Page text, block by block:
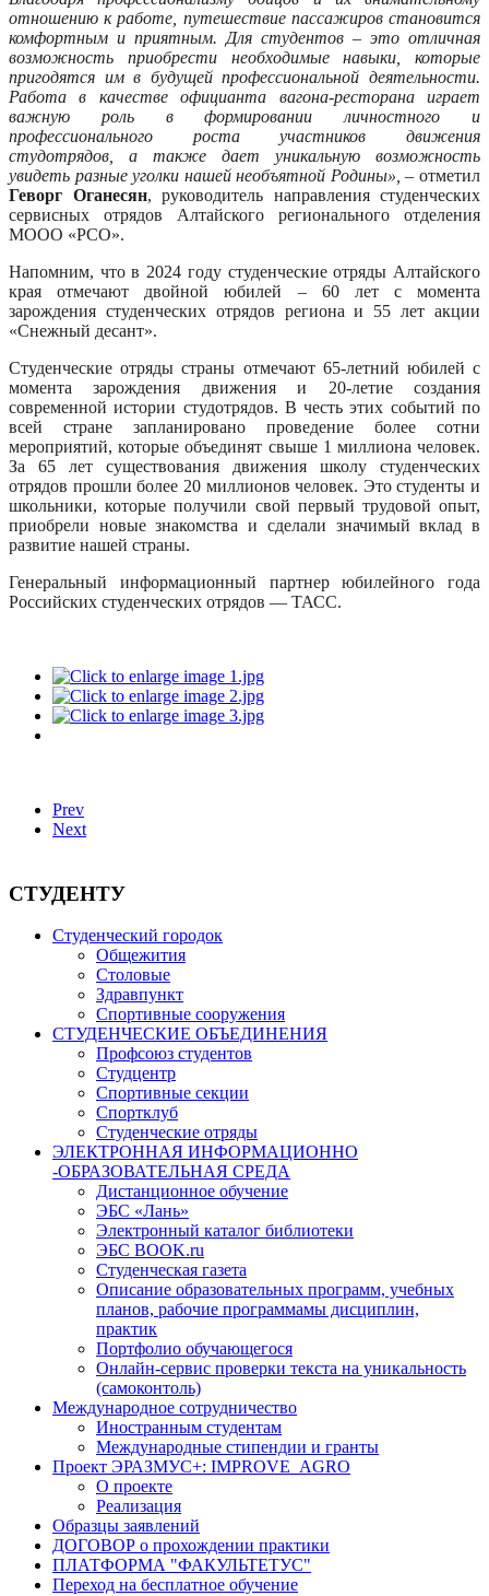
отношению к работе, путешествие пассажиров становится
комфортным и приятным. Для студентов – это отличная
возможность приобрести необходимые навыки, которые
пригодятся им в будущей профессиональной деятельности.
Работа в качестве официанта вагона-ресторана играет
важную роль в формировании личностного и
профессионального роста участников движения
студотрядов, а также дает уникальную возможность
увидеть разные уголки нашейнеобъятной Родины»‎, –отметил
Геворг Оганесян, руководитель направления студенческих
сервисных отрядов Алтайского регионального отделения
МООО «РСО».
Напомним, что в 2024 году студенческие отряды Алтайского
края отмечают двойной юбилей – 60 лет с момента
зарождения студенческих отрядов региона и 55 лет акции
«Снежный десант».
Студенческие отряды страны отмечают 65-летний юбилей с
момента зарождения движения и 20-летие создания
современной истории студотрядов. В честь этих событий по
всей стране запланировано проведение более сотни
мероприятий, которые объединят свыше 1 миллиона человек.
За 65 лет существования движения школу студенческих
отрядов прошли более 20 миллионов человек. Это студенты и
школьники, которые получили свой первый трудовой опыт,
приобрели новые знакомства и сделали значимый вклад в
развитие нашей страны.
Генеральный информационный партнер юбилейного года
Российских студенческих отрядов — ТАСС.
Prev
Next
СТУДЕНТУ
Студенческий городок
Общежития
Столовые
Здравпункт
Спортивные сооружения
СТУДЕНЧЕСКИЕ ОБЪЕДИНЕНИЯ
Профсоюз студентов
Студцентр
Спортивные секции
Спортклуб
Студенческие отряды
ЭЛЕКТРОННАЯ ИНФОРМАЦИОННО
-ОБРАЗОВАТЕЛЬНАЯ СРЕДА
Дистанционное обучение
ЭБС «Лань»
Электронный каталог библиотеки
ЭБС BOOK.ru
Студенческая газета
Описание образовательных программ, учебных
планов, рабочие программамы дисциплин,
практик
Портфолио обучающегося
Онлайн-сервис проверки текста на уникальность
(самоконтоль)
Международное сотрудничество
Иностранным студентам
Международные стипендии и гранты
Проект ЭРАЗМУС+: IMPROVE_AGRO
О проекте
Реализация
Образцы заявлений
ДОГОВОР о прохождении практики
ПЛАТФОРМА "ФАКУЛЬТЕТУС"
Переход на бесплатное обучение